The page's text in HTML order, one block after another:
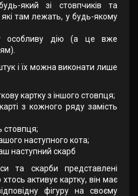
який зі стовпчиків та
які там лежать, у будь-якому
особливу дію (а це вже
і їх можна виконати лише
картку з іншого стовпця;
з кожного ряду замість
стовпця;
наступного кота;
наступний скарб
та скарби представлені
активує картку, він має
фігуру на своєму